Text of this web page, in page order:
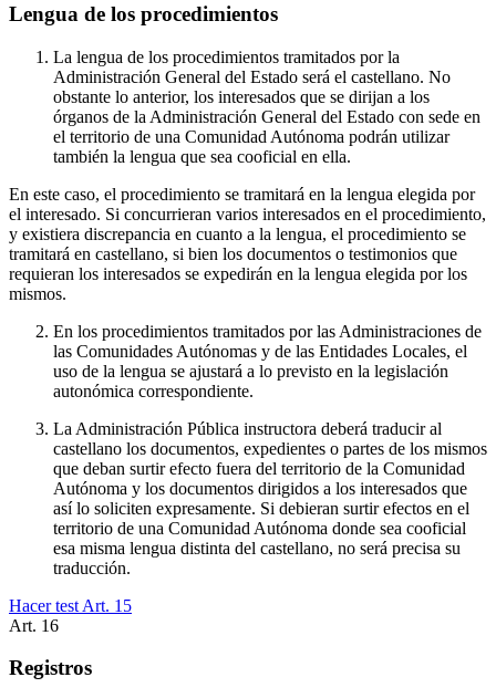
Lengua de los procedimientos
La lengua de los procedimientos tramitados por la
Administración General del Estado será el castellano. No
obstante lo anterior, los interesados que se dirijan a los
órganos de la Administración General del Estado con sede en
el territorio de una Comunidad Autónoma podrán utilizar
también la lengua que sea cooficial en ella.
En este caso, el procedimiento se tramitará en la lengua elegida por
el interesado. Si concurrieran varios interesados en el procedimiento,
y existiera discrepancia en cuanto a la lengua, el procedimiento se
tramitará en castellano, si bien los documentos o testimonios que
requieran los interesados se expedirán en la lengua elegida por los
mismos.
En los procedimientos tramitados por las Administraciones de
las Comunidades Autónomas y de las Entidades Locales, el
uso de la lengua se ajustará a lo previsto en la legislación
autonómica correspondiente.
La Administración Pública instructora deberá traducir al
castellano los documentos, expedientes o partes de los mismos
que deban surtir efecto fuera del territorio de la Comunidad
Autónoma y los documentos dirigidos a los interesados que
así lo soliciten expresamente. Si debieran surtir efectos en el
territorio de una Comunidad Autónoma donde sea cooficial
esa misma lengua distinta del castellano, no será precisa su
traducción.
Hacer test Art. 15
Art. 16
Registros